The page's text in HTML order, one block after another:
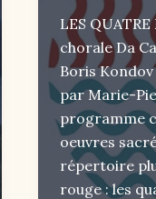
LES
chorale Da
Boris
par Marie-
programme
oeuvres
répertoire
rouge : les